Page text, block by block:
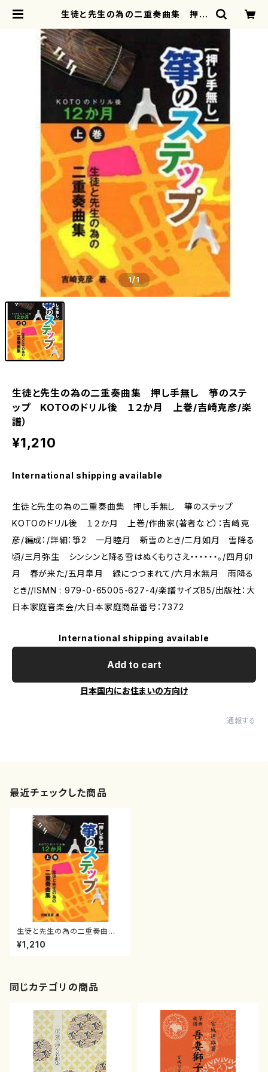
生徒と先生の為の二重奏曲集 押し
ル後 １２か月 上巻/吉崎克彦/楽
譜） | motherearth
1/1
生徒と先生の為の二重奏曲集 押し手無し 箏のステ
ップ KOTOのドリル後 １２か月 上巻/吉崎克彦/楽
譜）
¥1,210
International shipping available
生徒と先生の為の二重奏曲集 押し手無し 箏のステップ
KOTOのドリル後 １２か月 上巻/作曲家(著者など）：吉崎克
彦/編成：/詳細：箏2 一月睦月 新雪のとき/二月如月 雪降る
頃/三月弥生 シンシンと降る雪はぬくもりさえ・・・・・・。/四月卯
月 春が来た/五月皐月 緑につつまれて/六月水無月 雨降る
とき//ISMN : 979-0-65005-627-4/楽譜サイズB5/出版社：大
日本家庭音楽会/大日本家庭商品番号：7372
International shipping available
Add to cart
日本国内にお住まいの方向け
通報する
最近チェックした商品
生徒と先生の為の二重奏曲
集 押し手無し 箏のステッ
プ KOTOのドリル後 １２か
¥1,210
同じカテゴリの商品